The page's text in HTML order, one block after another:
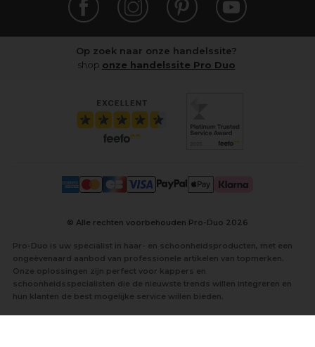
Op zoek naar onze handelssite?
shop onze handelssite Pro Duo
© Alle rechten voorbehouden Pro-Duo 2026
Pro-Duo is uw specialist in haar- en schoonheidsproducten, met een
ongeëvenaard aanbod van professionele artikelen van topmerken.
Onze oplossingen zijn perfect voor kappers en
schoonheidsspecialisten die de nieuwste trends willen integreren en
hun klanten de best mogelijke service willen bieden.